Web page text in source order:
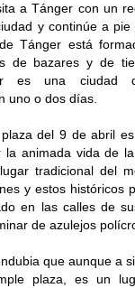
a Tánger con un
y continúe a
Tánger está
de bazares y de
es una ciudad
uno o dos días.
del 9 de abril
la animada vida de
tradicional del
y estos históricos
en las calles de
de azulejos
que aunque a
plaza, es un